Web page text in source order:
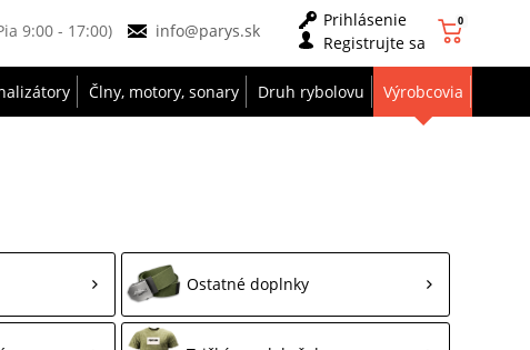
9:00 - 17:00) info@parys.sk
Prihlásenie
Registrujte sa
0
Člny, motory, sonary Druh rybolovu Výrobcovia
Ostatné doplnky